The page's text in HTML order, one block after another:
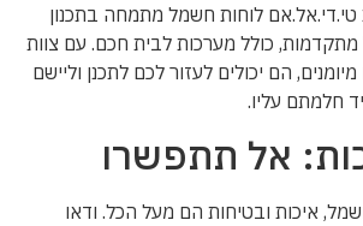
לוחות חשמל מתמחה בתכנון
כולל מערכות לבית חכם. עם צוות
הם יכולים לעזור לכם לתכנן וליישם
חלמתם עליו.
אל תתפשרו
איכות ובטיחות הם מעל הכל. ודאו